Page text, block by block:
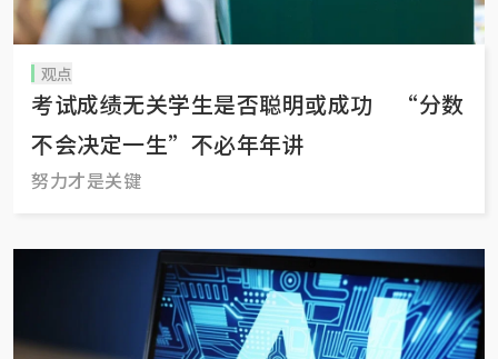
观点
考试成绩无关学生是否聪明或成功 “分数
不会决定一生”不必年年讲
努力才是关键